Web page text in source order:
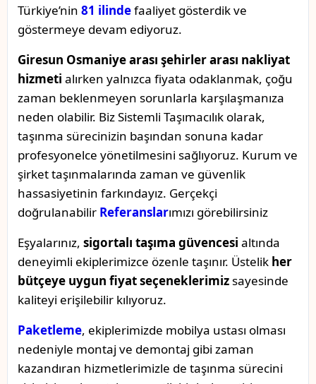
Türkiye’nin 81 ilindefaaliyet gösterdik ve
göstermeye devam ediyoruz.
Giresun Osmaniye arası şehirler arası nakliyat
hizmeti alırken yalnızca fiyata odaklanmak, çoğu
zaman beklenmeyen sorunlarla karşılaşmanıza
neden olabilir. Biz Sistemli Taşımacılık olarak,
taşınma sürecinizin başından sonuna kadar
profesyonelce yönetilmesini sağlıyoruz. Kurum ve
şirket taşınmalarında zaman ve güvenlik
hassasiyetinin farkındayız. Gerçekçi
doğrulanabilir Referanslarımızı görebilirsiniz
Eşyalarınız, sigortalı taşıma güvencesi altında
deneyimli ekiplerimizce özenle taşınır. Üstelik her
bütçeye uygun fiyat seçeneklerimizsayesinde
kaliteyi erişilebilir kılıyoruz.
Paketleme, ekiplerimizde mobilya ustası olması
nedeniyle montaj ve demontaj gibi zaman
kazandıran hizmetlerimizle de taşınma sürecini